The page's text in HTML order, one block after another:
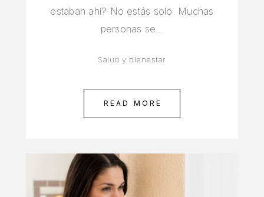
estaban ahí? No estás solo. Muchas
personas se…
Salud y bienestar
READ MORE